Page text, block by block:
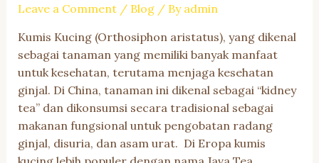
Leave a Comment / Blog/ By admin
Kumis Kucing (Orthosiphon aristatus), yang dikenal
sebagai tanaman yang memiliki banyak manfaat
untuk kesehatan, terutama menjaga kesehatan
ginjal. Di China, tanaman ini dikenal sebagai “kidney
tea” dan dikonsumsi secara tradisional sebagai
makanan fungsional untuk pengobatan radang
ginjal, disuria, dan asam urat. Di Eropa kumis